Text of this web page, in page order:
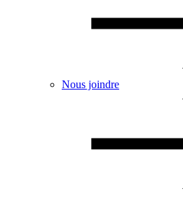
Nous joindre